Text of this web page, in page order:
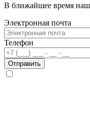
В ближайшее время наш
Электронная почта
Телефон
Отправить